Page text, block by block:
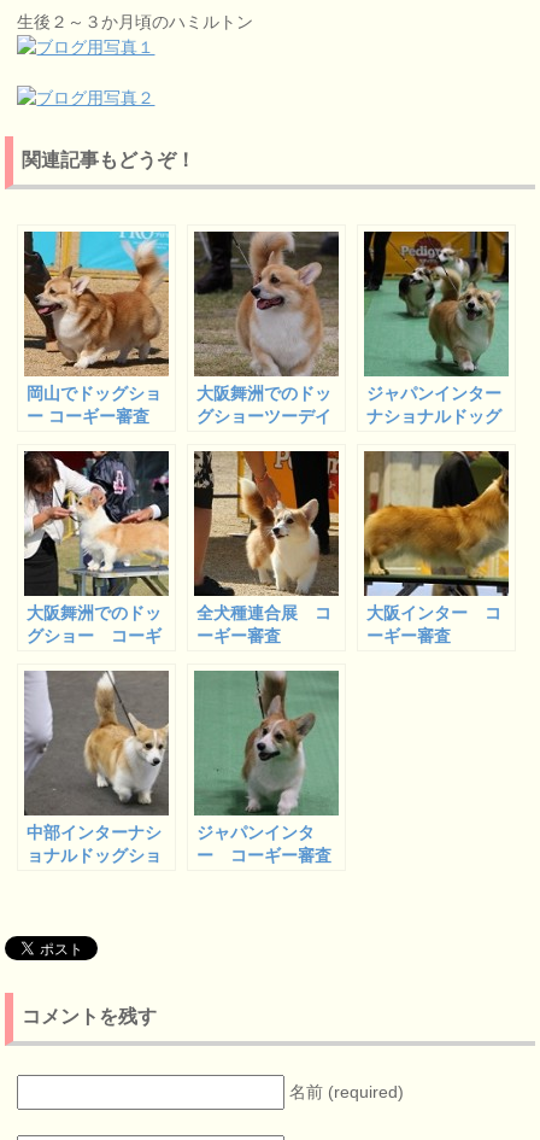
生後２～３か月頃のハミルトン
関連記事もどうぞ！
岡山でドッグショ
ー コーギー審査
大阪舞洲でのドッ
グショーツーデイ
ジャパンインター
ナショナルドッグ
審査
大阪舞洲でのドッ
グショー コーギ
全犬種連合展 コ
ーギー審査
大阪インター コ
ーギー審査
中部インターナシ
ョナルドッグショ
ジャパンインタ
ー コーギー審査
コメントを残す
名前 (required)